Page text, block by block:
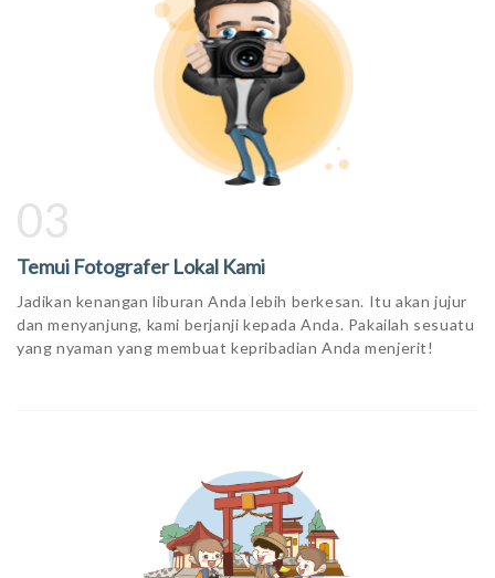
03
Temui Fotografer Lokal Kami
Jadikan kenangan liburan Anda lebih berkesan. Itu akan jujur ​​
dan menyanjung, kami berjanji kepada Anda. Pakailah sesuatu
yang nyaman yang membuat kepribadian Anda menjerit!